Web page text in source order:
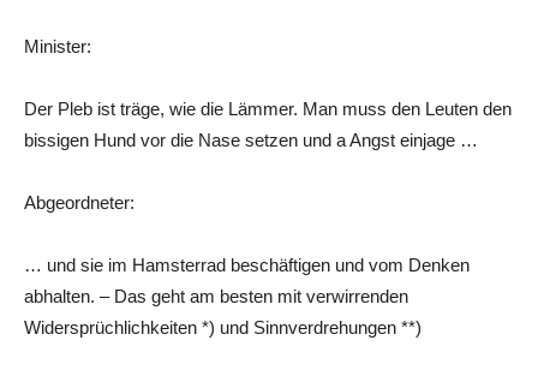
Minister:
Der Pleb ist träge, wie die Lämmer. Man muss den Leuten den
bissigen Hund vor die Nase setzen und a Angst einjage …
Abgeordneter:
… und sie im Hamsterrad beschäftigen und vom Denken
abhalten. – Das geht am besten mit verwirrenden
Widersprüchlichkeiten *) und Sinnverdrehungen **)